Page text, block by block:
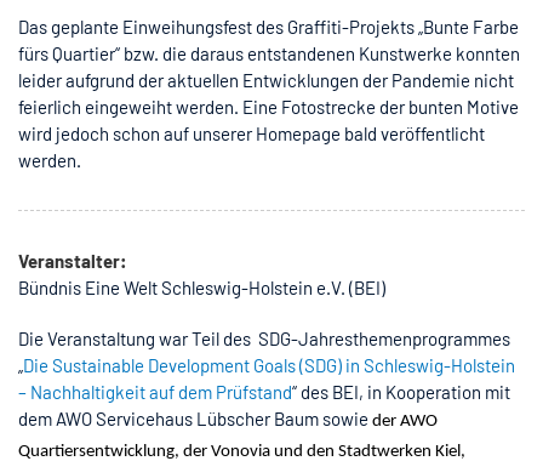
Das geplante Einweihungsfest des Graffiti-Projekts „Bunte Farbe
fürs Quartier“ bzw. die daraus entstandenen Kunstwerke konnten
leider aufgrund der aktuellen Entwicklungen der Pandemie nicht
feierlich eingeweiht werden. Eine Fotostrecke der bunten Motive
wird jedoch schon auf unserer Homepage bald veröffentlicht
werden.
Veranstalter:
Bündnis Eine Welt Schleswig-Holstein e.V. (BEI)
Die Veranstaltung war Teil des SDG-Jahresthemenprogrammes
Die Sustainable Development Goals (SDG) in Schleswig-Holstein
– Nachhaltigkeit auf dem Prüfstand“ des BEI, in Kooperation mit
dem AWO Servicehaus Lübscher Baum sowie der AWO
Quartiersentwicklung, der Vonovia und den Stadtwerken Kiel,